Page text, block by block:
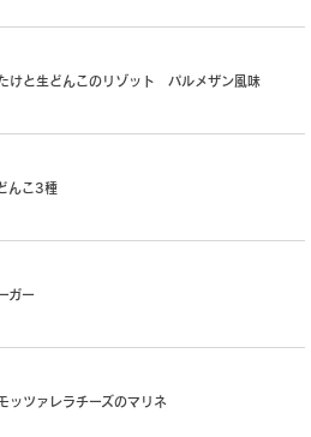
けと生どんこのリゾット パルメザン風味
んこ3種
ガー
ッツァレラチーズのマリネ